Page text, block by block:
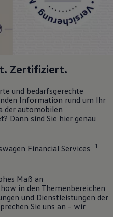
Zertifiziert.
und bedarfsgerechte
Information rund um Ihr
der automobilen
Dann sind Sie hier genau
Financial Services 1
Maß an
in den Themenbereichen
und Dienstleistungen der
Sie uns an – wir